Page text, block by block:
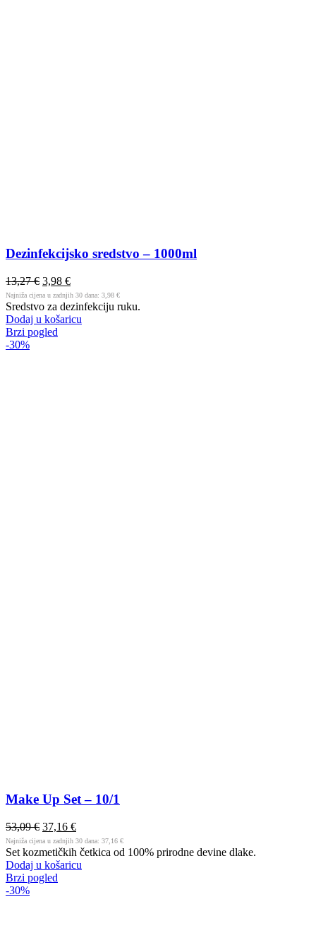
Dezinfekcijsko sredstvo – 1000ml
13,27€ 3,98 €
Najniža cijena u zadnjih 30 dana: 3,98 €
Sredstvo za dezinfekciju ruku.
Dodaj u košaricu
Brzi pogled
-30%
Make Up Set – 10/1
53,09€ 37,16 €
Najniža cijena u zadnjih 30 dana: 37,16 €
Set kozmetičkih četkica od 100% prirodne devine dlake.
Dodaj u košaricu
Brzi pogled
-30%